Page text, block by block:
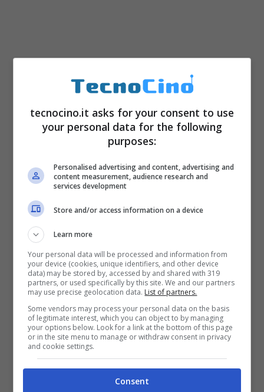
In termini qualitativi, FlexPack Pro risulta più
robusto e durevole. Alcune caratteristiche,
come il materiale per ospitare il computer
portatile o il cavo di sicurezza, sono rimaste
invariate. Ma, al tempo stesso, Korin Design
è andata oltre con un rifacimento completo
dello schienale e degli spallaci. Quest’ultimi
due erano uno degli aspetti più discussi del
precedente modello. Grazie anche
all’introduzione del cordino magnetico
frontale, gli spallacci risultano più saldi e
comodi.
tecnocino.it asks for your consent to use
your personal data for the following
purposes:
Personalised advertising and content, advertising and
content measurement, audience research and
services development
Store and/or access information on a device
Learn more
Your personal data will be processed and information from
your device (cookies, unique identifiers, and other device
data) may be stored by, accessed by and shared with 319
partners, or used specifically by this site. We and our partners
may use precise geolocation data. List of partners.
Some vendors may process your personal data on the basis
of legitimate interest, which you can object to by managing
your options below. Look for a link at the bottom of this page
or in the site menu to manage or withdraw consent in privacy
and cookie settings.
Consent